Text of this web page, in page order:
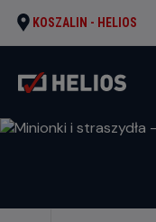
KOSZALIN - HELIOS